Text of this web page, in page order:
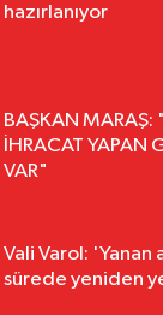
hazırlanıyor
BAŞKAN MARAŞ:
İHRACAT YAPAN
VAR"
Vali Varol: 'Yanan
sürede yeniden